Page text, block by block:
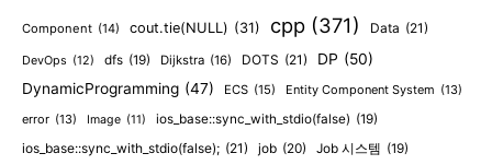
Component (14) cout.tie(NULL) (31) cpp (371) Data (21)
DevOps (12) dfs (19) Dijkstra (16) DOTS (21) DP (50)
DynamicProgramming (47) ECS (15) Entity Component System (13)
error (13) Image (11) ios_base::sync_with_stdio(false) (19)
ios_base::sync_with_stdio(false); (21) job (20) Job 시스템 (19)